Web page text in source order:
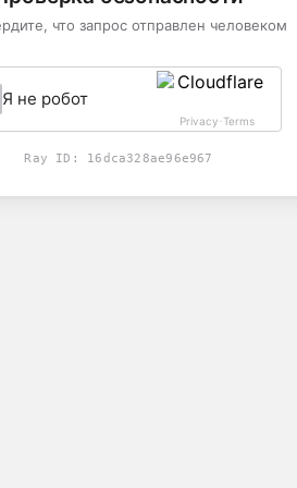
что запрос отправлен человеком
Я не робот
Privacy-Terms
Ray ID: 16dca328ae96e967